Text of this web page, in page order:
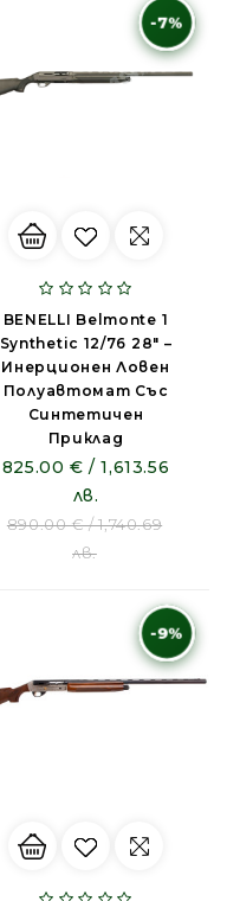
-7%
BENELLI Belmonte 1
Synthetic 12/76 28" –
Инерционен Ловен
Полуавтомат Със
Синтетичен
Приклад
825.00 € / 1,613.56
лв.
890.00 € / 1,740.69
лв.
-9%